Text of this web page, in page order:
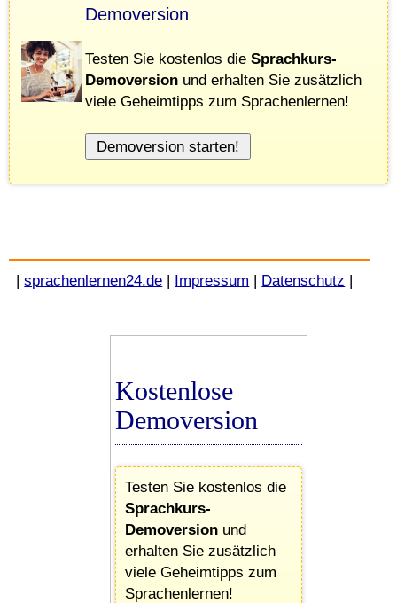
Demoversion
Testen Sie kostenlos die Sprachkurs-
Demoversion und erhalten Sie zusätzlich
viele Geheimtipps zum Sprachenlernen!
|sprachenlernen24.de | Impressum | Datenschutz |
Kostenlose
Demoversion
Testen Sie kostenlos die
Sprachkurs-
Demoversion und
erhalten Sie zusätzlich
viele Geheimtipps zum
Sprachenlernen!